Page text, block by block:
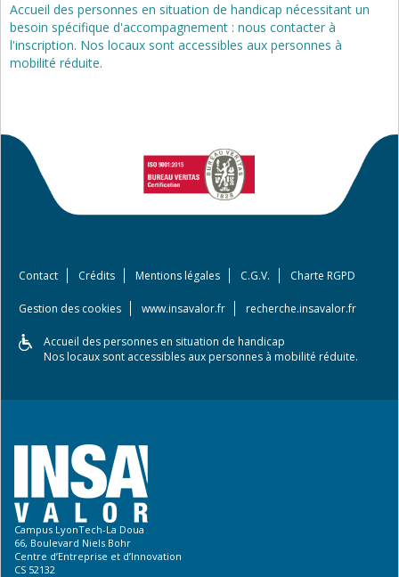
Accueil des personnes en situation de handicap nécessitant un
besoin spécifique d'accompagnement : nous contacter à
l'inscription. Nos locaux sont accessibles aux personnes à
mobilité réduite.
Contact Crédits Mentions légales C.G.V. Charte RGPD
Gestion des cookies www.insavalor.fr recherche.insavalor.fr
Accueil des personnes en situation de handicap
Nos locaux sont accessibles aux personnes à mobilité réduite.
Campus LyonTech-La Doua
66, Boulevard Niels Bohr
Centre d’Entreprise et d’Innovation
CS 52132